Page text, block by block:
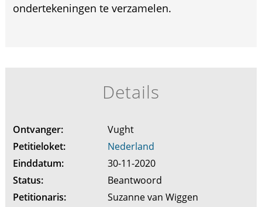
ondertekeningen te verzamelen.
Details
Ontvanger:
Vught
Petitieloket:
Nederland
Einddatum:
30-11-2020
Status:
Beantwoord
Petitionaris:
Suzanne van Wiggen